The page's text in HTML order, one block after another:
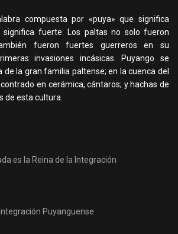
compuesta por «puya» que significa
significa fuerte. Los paltas no solo fueron
fueron fuertes guerreros en su
invasiones incásicas. Puyango se
la gran familia paltense; en la cuenca del
en cerámica, cántaros; y hachas de
de esta cultura.
es la Reina de la Integración
Puyanguense